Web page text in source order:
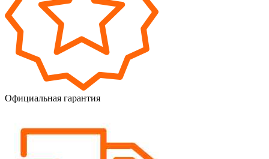
Официальная гарантия